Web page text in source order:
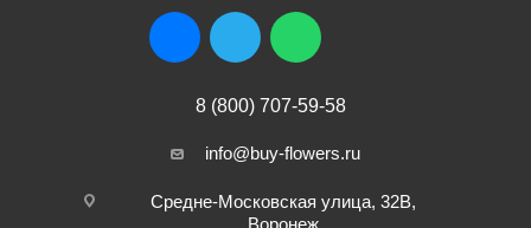
8 (800) 707-59-58
info@buy-flowers.ru
Средне-Московская улица, 32В,
Воронеж